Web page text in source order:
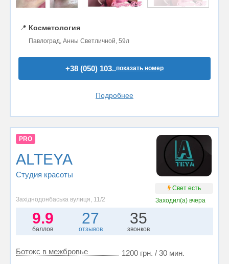
📍 Косметология
Павлоград, Анны Светличной, 59л
+38 (050) 103..показать номер
Подробнее
PRO
ALTEYA
Студия красоты
Свет есть
Західнодонбаська вулиця, 11/2
Заходил(а) вчера
9.9
баллов
27
отзывов
35
звонков
Ботокс в межбровье 1200 грн. / 30 мин.